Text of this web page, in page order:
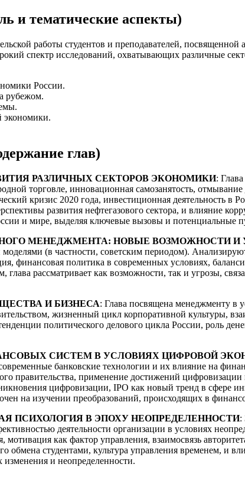
и тематические аспекты)
работы студентов и преподавателей,
спектр исследований, охватывающих различные
России.
рубежом.
экономики.
глав)
РАЗЛИЧНЫХ СЕКТОРОВ ЭКОНОМИКИ:
торговле, инновационная самозанятость,
кризис 2020 года, инвестиционная деятельность
развития нефтегазового сектора, и влияние
и мире, выделяя ключевые вызовы и потенциальные
МЕНЕДЖМЕНТА: НОВЫЕ ВОЗМОЖНОСТИ И
(в частности, советским периодом).
финансовая политика в современных условиях,
рассматривает как возможности, так и угрозы,
И БИЗНЕСА: Глава посвящена менеджменту в
жизненный цикл корпоративной культуры,
политического делового цикла России, роль
СИСТЕМ В УСЛОВИЯХ ЦИФРОВОЙ
банковские технологии и их влияние на
правительства, применение достижений
цифровизации, IPO как новый тренд в сфере
на изучении преобразований, происходящих в
ПСИХОЛОГИЯ В ЭПОХУ НЕОПРЕДЕЛЕННОСТИ:
деятельности организации в условиях
как фактор управления, взаимосвязь
студентами, культура управления временем, и
изменения и неопределенности.